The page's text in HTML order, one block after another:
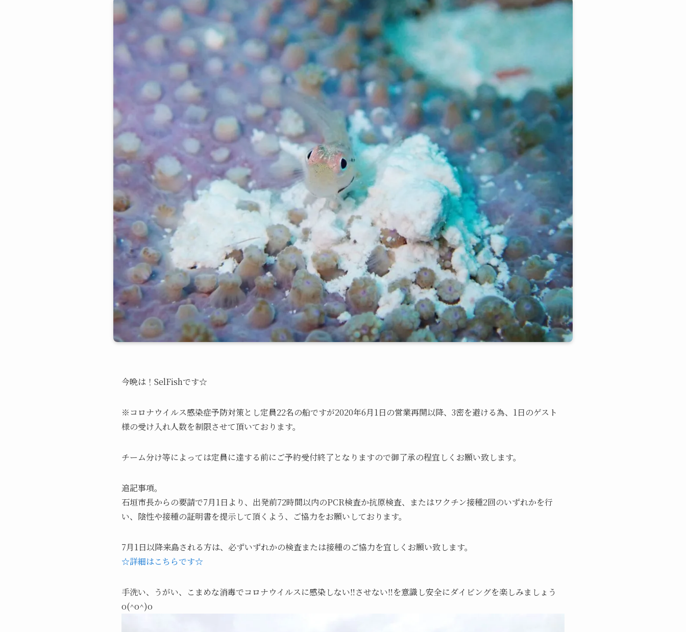
今晩は！SelFishです☆
※コロナウイルス感染症予防対策とし定員22名の船ですが2020年6月1日の営業再開以降、3密を避ける為、1日のゲスト
様の受け入れ人数を制限させて頂いております。
チーム分け等によっては定員に達する前にご予約受付終了となりますので御了承の程宜しくお願い致します。
追記事項。
石垣市長からの要請で7月1日より、出発前72時間以内のPCR検査か抗原検査、またはワクチン接種2回のいずれかを行
い、陰性や接種の証明書を提示して頂くよう、ご協力をお願いしております。
7月1日以降来島される方は、必ずいずれかの検査または接種のご協力を宜しくお願い致します。
☆詳細はこちらです☆
手洗い、うがい、こまめな消毒でコロナウイルスに感染しない‼️させない‼️を意識し安全にダイビングを楽しみましょう
o(^o^)o